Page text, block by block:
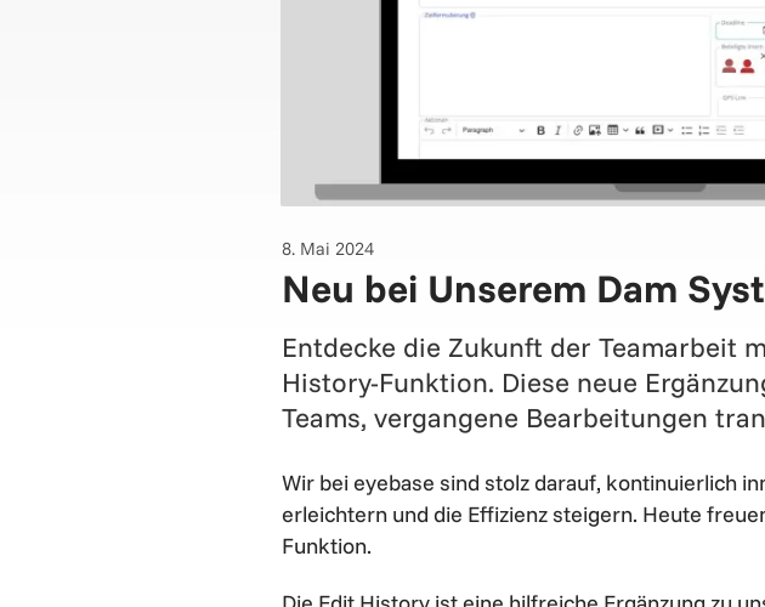
8. Mai 2024
Neu bei Unserem Dam
Entdecke die Zukunft der Teamarbeit
History-Funktion. Diese neue
Teams, vergangene Bearbeitungen
Wir bei eyebase sind stolz darauf, kontinuierlich
erleichtern und die Effizienz steigern. Heute
Funktion.